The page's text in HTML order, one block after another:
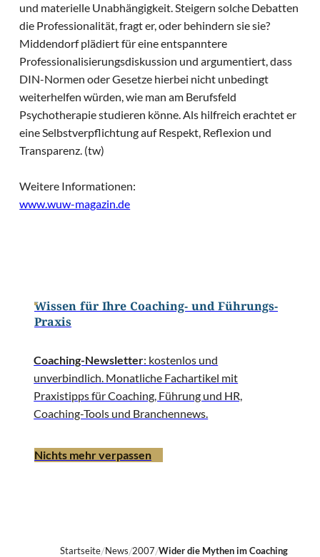
und materielle Unabhängigkeit. Steigern solche Debatten
die Professionalität, fragt er, oder behindern sie sie?
Middendorf plädiert für eine entspanntere
Professionalisierungsdiskussion und argumentiert, dass
DIN-Normen oder Gesetze hierbei nicht unbedingt
weiterhelfen würden, wie man am Berufsfeld
Psychotherapie studieren könne. Als hilfreich erachtet er
eine Selbstverpflichtung auf Respekt, Reflexion und
Transparenz. (tw)
Weitere Informationen:
www.wuw-magazin.de
Wissen für Ihre Coaching- und Führungs-
Praxis
Coaching-Newsletter: kostenlos und
unverbindlich. Monatliche Fachartikel mit
Praxistipps für Coaching, Führung und HR,
Coaching-Tools und Branchennews.
Nichts mehr verpassen
Startseite News 2007 Wider die Mythen im Coaching